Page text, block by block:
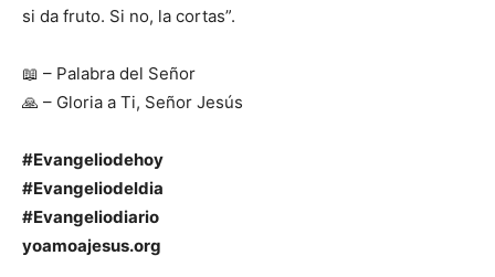
si da fruto. Si no, la cortas”.
📖 – Palabra del Señor
🙏 – Gloria a Ti, Señor Jesús
#Evangeliodehoy
#Evangeliodeldia
#Evangeliodiario
yoamoajesus.org